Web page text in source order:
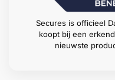
Secures is officieel
koopt bij een
nieuwste